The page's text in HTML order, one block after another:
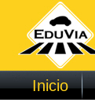
Inicio